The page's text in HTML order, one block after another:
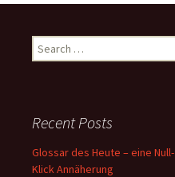
Search
for:
Recent Posts
Glossar des Heute – eine Null-
Klick Annäherung